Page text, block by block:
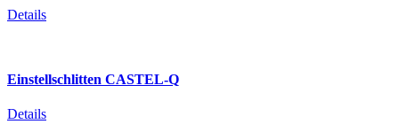
Details
Einstellschlitten CASTEL-Q
Details